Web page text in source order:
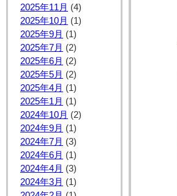
2025年11月 (4)
2025年10月 (1)
2025年9月 (1)
2025年7月 (2)
2025年6月 (2)
2025年5月 (2)
2025年4月 (1)
2025年1月 (1)
2024年10月 (2)
2024年9月 (1)
2024年7月 (3)
2024年6月 (1)
2024年4月 (3)
2024年3月 (1)